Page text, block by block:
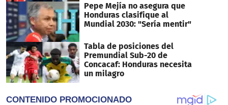
Pepe Mejía no asegura que
Honduras clasifique al
Mundial 2030: "Sería mentir"
Tabla de posiciones del
Premundial Sub-20 de
Concacaf: Honduras necesita
un milagro